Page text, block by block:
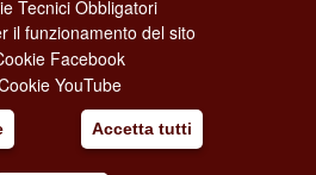
MEDIA POLICY
Tecnici Obbligatori
il funzionamento del sito
Facebook
YouTube
Accetta tutti